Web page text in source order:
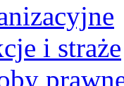
i straże